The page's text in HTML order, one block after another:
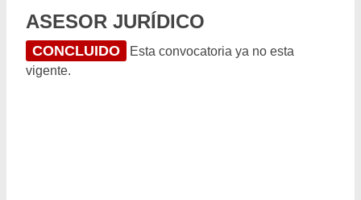
ASESOR JURÍDICO
CONCLUIDO
Esta convocatoria ya no esta
vigente.